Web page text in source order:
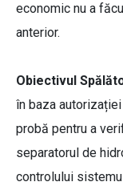
economic nu a
anterior.
Obiectivul
în baza
probă pentru a
separatorul de
controlului